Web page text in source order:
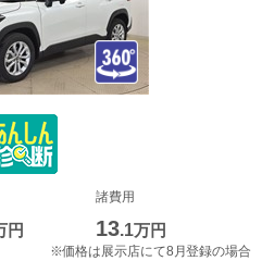
円
諸費用
13.1万円
※価格は展示店にて8月登録の場合